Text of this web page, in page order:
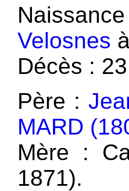
Velosnes
Décès :
Père :
MARD
Mère :
1871).